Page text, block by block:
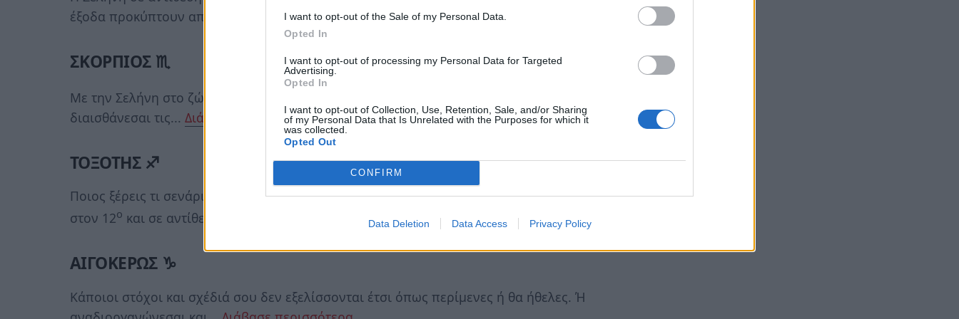
I want to opt-out of the Sale of my Personal Data.
Opted In
I want to opt-out of processing my Personal Data for Targeted
Advertising.
Opted In
I want to opt-out of Collection, Use, Retention, Sale, and/or Sharing
of my Personal Data that Is Unrelated with the Purposes for which it
was collected.
Opted Out
CONFIRM
Data Deletion Data Access Privacy Policy
έξοδα προκύπτουν από...
Διάβασε περισσότερα
ΣΚΟΡΠΙΟΣ ♏
Με την Σελήνη στο ζώδιό σου στον 1
διαισθάνεσαι τις... Διάβασε περισσότερα
ΤΟΞΟΤΗΣ ♐
Ποιος ξέρεις τι σενάρια επιστημονικής φαντασίας θα κάνεις σήμερα με την Σελήνη
στον 12ο και σε αντίθεση με... Διάβασε περισσότερα
ΑΙΓΟΚΕΡΩΣ ♑
Κάποιοι στόχοι και σχέδιά σου δεν εξελίσσονται έτσι όπως περίμενες ή θα ήθελες. Ή